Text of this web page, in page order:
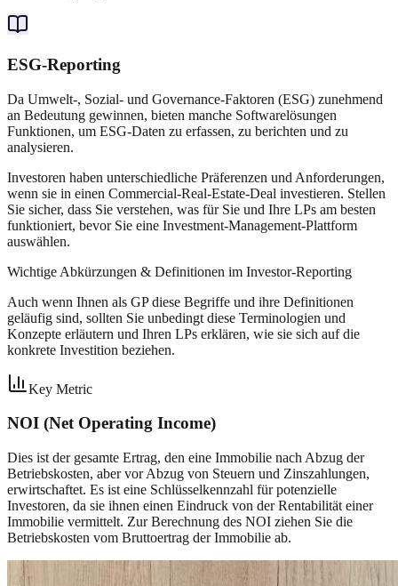
ESG-Reporting
Da Umwelt-, Sozial- und Governance-Faktoren (ESG) zunehmend
an Bedeutung gewinnen, bieten manche Softwarelösungen
Funktionen, um ESG-Daten zu erfassen, zu berichten und zu
analysieren.
Investoren haben unterschiedliche Präferenzen und Anforderungen,
wenn sie in einen Commercial-Real-Estate-Deal investieren. Stellen
Sie sicher, dass Sie verstehen, was für Sie und Ihre LPs am besten
funktioniert, bevor Sie eine Investment-Management-Plattform
auswählen.
Wichtige Abkürzungen & Definitionen im Investor-Reporting
Auch wenn Ihnen als GP diese Begriffe und ihre Definitionen
geläufig sind, sollten Sie unbedingt diese Terminologien und
Konzepte erläutern und Ihren LPs erklären, wie sie sich auf die
konkrete Investition beziehen.
Key Metric
NOI (Net Operating Income)
Dies ist der gesamte Ertrag, den eine Immobilie nach Abzug der
Betriebskosten, aber vor Abzug von Steuern und Zinszahlungen,
erwirtschaftet. Es ist eine Schlüsselkennzahl für potenzielle
Investoren, da sie ihnen einen Eindruck von der Rentabilität einer
Immobilie vermittelt. Zur Berechnung des NOI ziehen Sie die
Betriebskosten vom Bruttoertrag der Immobilie ab.